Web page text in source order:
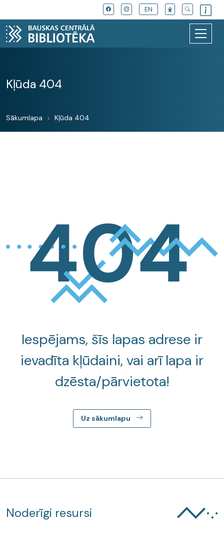
EN
Kļūda 404
Sākumlapa Kļūda 404
Iespējams, šīs lapas adrese ir
ievadīta kļūdaini, vai arī lapa ir
dzēsta/pārvietota!
Uz sākumlapu
Noderīgi resursi